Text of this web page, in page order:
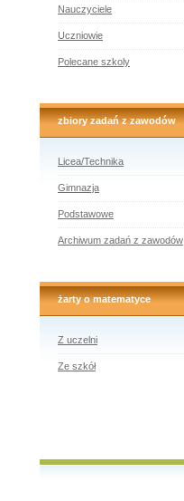
Nauczyciele
Uczniowie
Polecane szkoly
zbiory zadań z zawodów
Licea/Technika
Gimnazja
Podstawowe
Archiwum zadań z zawodów
żarty o matematyce
Z uczelni
Ze szkół